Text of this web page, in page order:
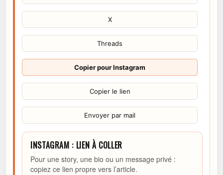
X
Threads
Copier pour Instagram
Copier le lien
Envoyer par mail
INSTAGRAM : LIEN À COLLER
Pour une story, une bio ou un message privé :
copiez ce lien propre vers l’article.